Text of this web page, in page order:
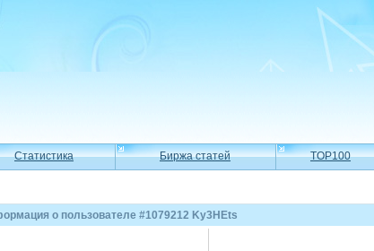
Статистика Биржа статей TOP100
о пользователе #1079212 Ky3HEts